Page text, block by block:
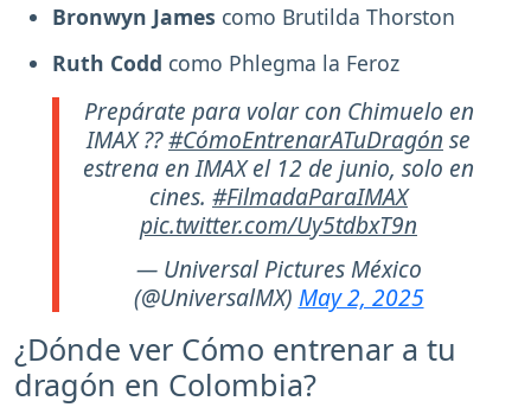
Bronwyn James como Brutilda Thorston
Ruth Codd como Phlegma la Feroz
Prepárate para volar con Chimuelo en
IMAX ??#CómoEntrenarATuDragón se
estrena en IMAX el 12 de junio, solo en
cines. #FilmadaParaIMAX
pic.twitter.com/Uy5tdbxT9n
— Universal Pictures México
(@UniversalMX) May 2, 2025
¿Dónde ver Cómo entrenar a tu
dragón en Colombia?